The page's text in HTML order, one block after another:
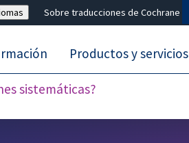
Sobre traducciones de Cochrane
sistemáticas?
Productos y servicios